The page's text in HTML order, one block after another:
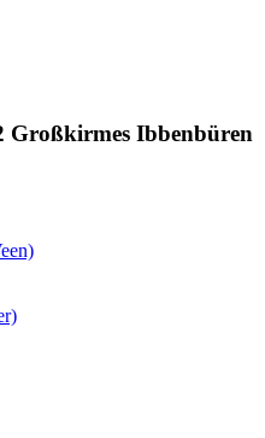
Großkirmes Ibbenbüren